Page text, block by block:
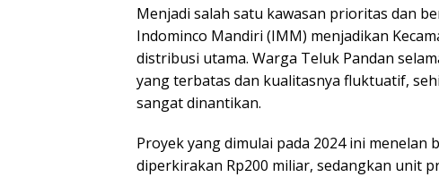
Menjadi salah satu kawasan prioritas dan
Indominco Mandiri (IMM) menjadikan
distribusi utama. Warga Teluk Pandan
yang terbatas dan kualitasnya fluktuatif,
sangat dinantikan.
Proyek yang dimulai pada 2024 ini menelan
diperkirakan Rp200 miliar, sedangkan unit